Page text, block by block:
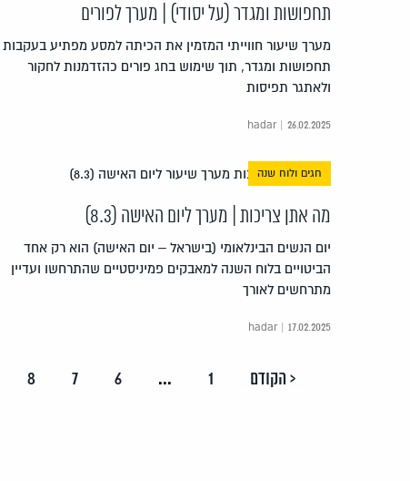
תחפושות ומגדר (על יסודי) | מערך לפורים
מערך שיעור חווייתי המזמין את הכיתה למסע מפתיע בעקבות
תחפושות ומגדר, תוך שימוש בחג פורים כהזדמנות לחקור
ולאתגר תפיסות
hadar | 26.02.2025
חגים ולוח שנה
מה אתן צריכות | מערך ליום האישה (8.3)
יום הנשים הבינלאומי (בישראל – יום האישה) הוא רק אחד
הביטויים בלוח השנה למאבקים פמיניסטיים שהתרחשו ועדיין
מתרחשים לאורך
hadar | 17.02.2025
< הקודם 1
...
6
7
8